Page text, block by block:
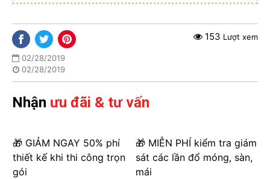
02/28/2019
02/28/2019
153 Lượt xem
Nhận ưu đãi & tư vấn
🎁 GIẢM NGAY 50% phí
thiết kế khi thi công trọn
gói
🎁 MIỄN PHÍ kiểm tra giám
sát các lần đổ móng, sàn,
mái